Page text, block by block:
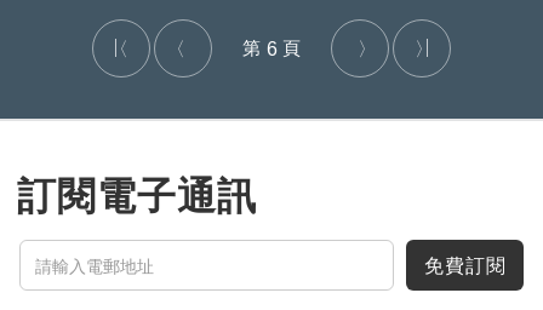
6
訂閱電子通訊
免費訂閱